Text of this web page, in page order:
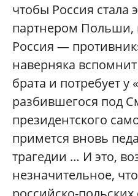
чтобы Россия стала
партнером Польши,
Россия —
наверняка
брата и потребует у
разбившегося под
президентского
примется вновь
трагедии … И это,
незначительное,